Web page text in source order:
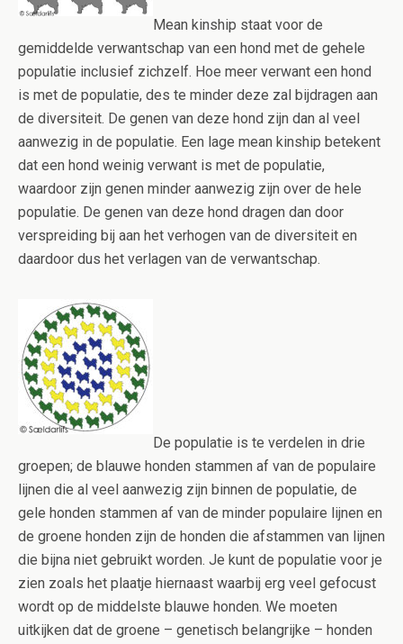
Mean kinship staat voor de
gemiddelde verwantschap van een hond met de gehele
populatie inclusief zichzelf. Hoe meer verwant een hond
is met de populatie, des te minder deze zal bijdragen aan
de diversiteit. De genen van deze hond zijn dan al veel
aanwezig in de populatie. Een lage mean kinship betekent
dat een hond weinig verwant is met de populatie,
waardoor zijn genen minder aanwezig zijn over de hele
populatie. De genen van deze hond dragen dan door
verspreiding bij aan het verhogen van de diversiteit en
daardoor dus het verlagen van de verwantschap.
De populatie is te verdelen in drie
groepen; de blauwe honden stammen af van de populaire
lijnen die al veel aanwezig zijn binnen de populatie, de
gele honden stammen af van de minder populaire lijnen en
de groene honden zijn de honden die afstammen van lijnen
die bijna niet gebruikt worden. Je kunt de populatie voor je
zien zoals het plaatje hiernaast waarbij erg veel gefocust
wordt op de middelste blauwe honden. We moeten
uitkijken dat de groene – genetisch belangrijke – honden